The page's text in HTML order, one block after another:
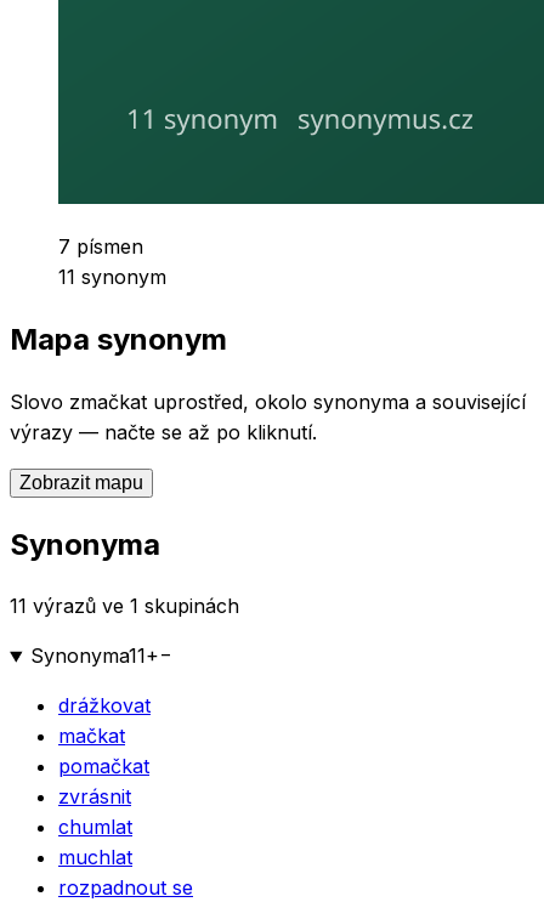
Počet písmen
7 písmen
Počet synonym
11 synonym
Mapa synonym
Slovo zmačkat uprostřed, okolo synonyma a související
výrazy — načte se až po kliknutí.
Zobrazit mapu
Synonyma
11 výrazů ve 1 skupinách
Synonyma11+−
drážkovat
mačkat
pomačkat
zvrásnit
chumlat
muchlat
rozpadnout se